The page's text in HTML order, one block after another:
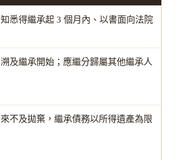
知悉得繼承起 3 個月內、以書面向法院
溯及繼承開始；應繼分歸屬其他繼承人
來不及拋棄，繼承債務以所得遺產為限